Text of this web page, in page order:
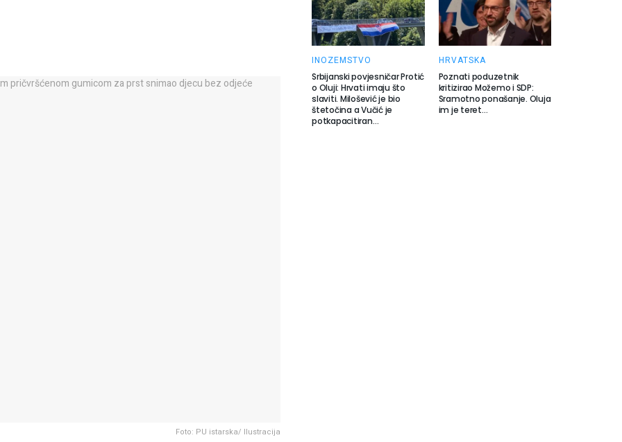
Foto: PU istarska/ Ilustracija
INOZEMSTVO
Srbijanski povjesničar Protić
o Oluji: Hrvati imaju što
slaviti. Milošević je bio
štetočina a Vučić je
potkapacitiran…
HRVATSKA
Poznati poduzetnik
kritizirao Možemo i SDP:
Sramotno ponašanje. Oluja
im je teret…